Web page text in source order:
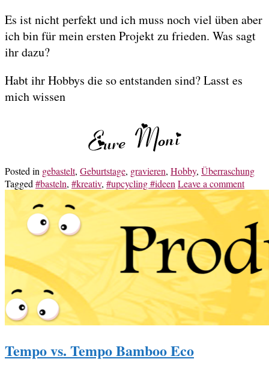
Es ist nicht perfekt und ich muss noch viel üben aber
ich bin für mein ersten Projekt zu frieden. Was sagt
ihr dazu?
Habt ihr Hobbys die so entstanden sind? Lasst es
mich wissen
Posted in gebastelt, Geburtstage, gravieren, Hobby, Überraschung
Tagged #basteln, #kreativ, #upcycling #ideen Leave a comment
Tempo vs. Tempo Bamboo Eco